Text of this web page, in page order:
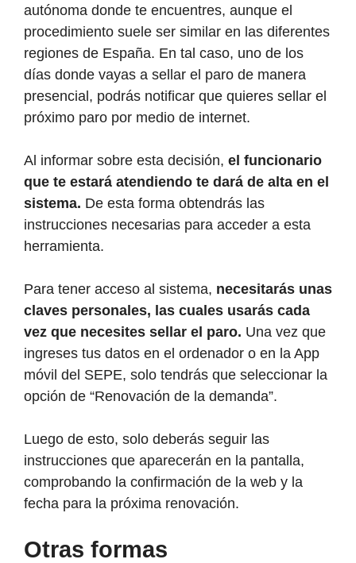
autónoma donde te encuentres, aunque el
procedimiento suele ser similar en las diferentes
regiones de España. En tal caso, uno de los
días donde vayas a sellar el paro de manera
presencial, podrás notificar que quieres sellar el
próximo paro por medio de internet.
Al informar sobre esta decisión, el funcionario
que te estará atendiendo te dará de alta en el
sistema. De esta forma obtendrás las
instrucciones necesarias para acceder a esta
herramienta.
Para tener acceso al sistema, necesitarás unas
claves personales, las cuales usarás cada
vez que necesites sellar el paro. Una vez que
ingreses tus datos en el ordenador o en la App
móvil del SEPE, solo tendrás que seleccionar la
opción de “Renovación de la demanda”.
Luego de esto, solo deberás seguir las
instrucciones que aparecerán en la pantalla,
comprobando la confirmación de la web y la
fecha para la próxima renovación.
Otras formas